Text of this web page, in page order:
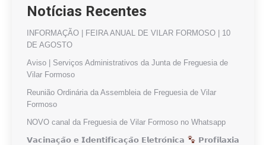
Notícias Recentes
INFORMAÇÃO | FEIRA ANUAL DE VILAR FORMOSO | 10
DE AGOSTO
Aviso | Serviços Administrativos da Junta de Freguesia de
Vilar Formoso
Reunião Ordinária da Assembleia de Freguesia de Vilar
Formoso
NOVO canal da Freguesia de Vilar Formoso no Whatsapp
𝗩𝗮𝗰𝗶𝗻𝗮𝗰̧𝗮̃𝗼 𝗲 𝗜𝗱𝗲𝗻𝘁𝗶𝗳𝗶𝗰𝗮𝗰̧𝗮̃𝗼 𝗘𝗹𝗲𝘁𝗿𝗼́𝗻𝗶𝗰𝗮
𝗣𝗿𝗼𝗳𝗶𝗹𝗮𝘅𝗶𝗮